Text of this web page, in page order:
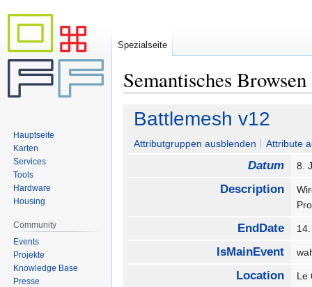
Semantisches Browsen
Zur
Navigation
springen
Zur
Suche
springen
Battlemesh v12
Attributgruppen ausblenden Attribute
Datum 8.
Description
EndDate
IsMainEvent
Location Le
Spezialseite
Hauptseite
Karten
Services
Tools
Hardware
Housing
Community
Events
Projekte
Knowledge Base
Presse